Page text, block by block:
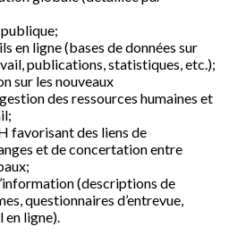
en ligne (bases de données sur
publications, statistiques, etc.);
sur les nouveaux
des ressources humaines et
favorisant des liens de
et de concertation entre
(descriptions de
questionnaires d’entrevue,
en ligne).